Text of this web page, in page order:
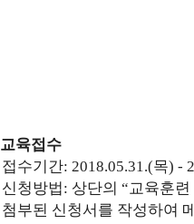
교육접수
접수기간: 2018.05.31.(목) -
신청방법: 상단의 “교육훈
첨부된 신청서를 작성하여